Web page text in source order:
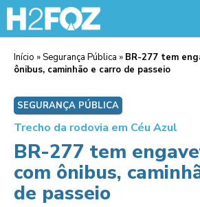
Início »Segurança Pública » BR-277 tem
ônibus, caminhão e carro de passeio
SEGURANÇA PÚBLICA
Trecho da rodovia em Céu Azul
BR-277 tem
com ônibus,
de passeio